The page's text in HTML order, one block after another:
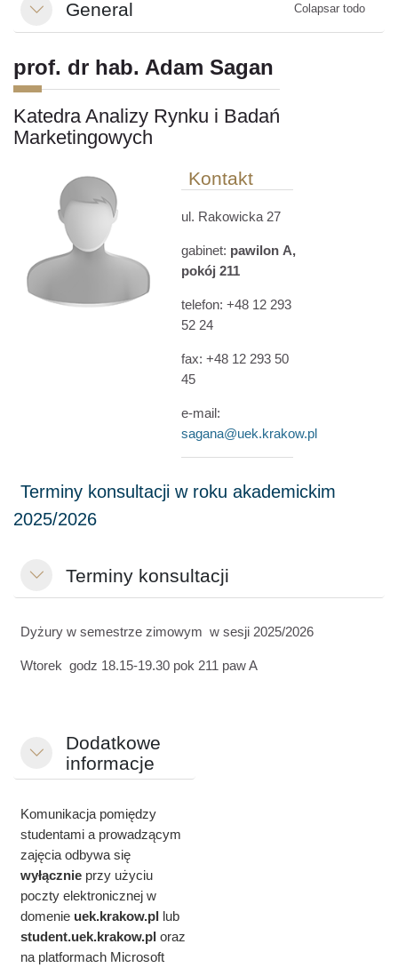
ColapsarGeneral Colapsar todo
prof. dr hab. Adam Sagan
Katedra Analizy Rynku i Badań
Marketingowych
Kontakt
ul. Rakowicka 27
gabinet: pawilon A,
pokój 211
telefon:+48 12 293
52 24
fax:+48 12 293 50
45
e-mail:
sagana@uek.krakow.pl
ColapsarTerminy konsultacji
Dyżury w semestrze zimowym w sesji 2025/2026
Wtorek godz 18.15-19.30 pok 211 paw A
Colapsar
Dodatkowe
informacje
Komunikacja pomiędzy
studentami a prowadzącym
zajęcia odbywa się
wyłącznieprzy użyciu
poczty elektronicznej w
domenie uek.krakow.pl lub
student.uek.krakow.pl oraz
na platformach Microsoft